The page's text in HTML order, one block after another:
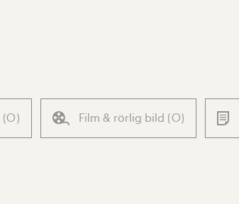
(0) Film & rörlig bild (0)